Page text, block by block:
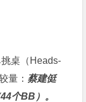
桌（Heads-
量： 蔡建侹
个BB）。